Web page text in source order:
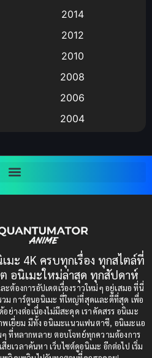
2014
2012
2010
2008
2006
2004
2000
1988
1985
1983
1981
1979
มะ 4K ครบทุกเรื่อง ทุกสไตล์ที่
อนิเมะใหม่ล่าสุด ทุกสัปดาห์
ต้องการอัปเดตเรื่องราวใหม่ๆ อยู่เสมอ ที่นี่
วม การ์ตูนอนิเมะ ที่ใหญ่ที่สุดและดีที่สุด เพื่อ
ย่างต่อเนื่องไม่มีสะดุด เราคัดสรร อนิเมะ
เยี่ยม มีทั้ง อนิเมะแนวแฟนตาซี, อนิเมะแอ
ที่หลากหลาย ตอบโจทย์ทุกความต้องการ
ยเวลาค้นหา เว็บไซต์ดูอนิเมะ อีกต่อไป เริ่ม